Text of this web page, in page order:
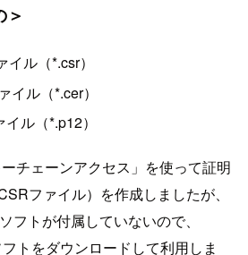
ル（*.csr）
イル（*.cer）
ル（*.p12）
チェーンアクセス」を使って証明
ファイル）を作成しましたが、
フトが付属していないので、
トをダウンロードして利用しま